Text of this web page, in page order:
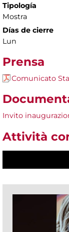
Tipología
Mostra
Días de cierre
Lun
Prensa
Comunicato
Invito
Attività